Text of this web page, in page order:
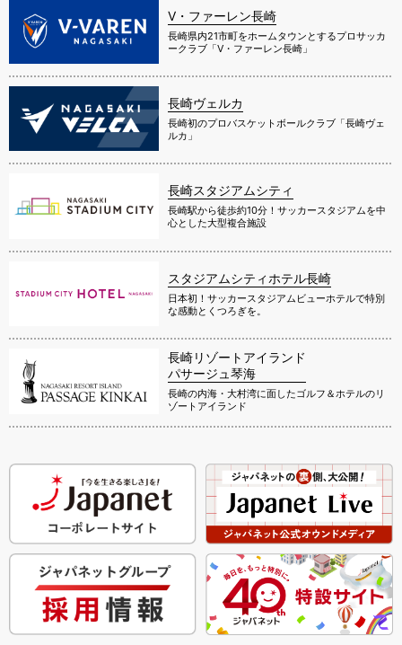
V・ファーレン長崎
長崎県内21市町をホームタウンとするプロサッカ
ークラブ「V・ファーレン長崎」
長崎ヴェルカ
長崎初のプロバスケットボールクラブ「長崎ヴェ
ルカ」
長崎スタジアムシティ
長崎駅から徒歩約10分！サッカースタジアムを中
心とした大型複合施設
スタジアムシティホテル長崎
日本初！サッカースタジアムビューホテルで特別
な感動とくつろぎを。
長崎リゾートアイランド
パサージュ琴海
長崎の内海・大村湾に面したゴルフ＆ホテルのリ
ゾートアイランド